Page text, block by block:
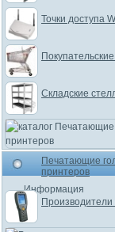
Точки доступа
Складские
Печатающие
принтеров
Информация